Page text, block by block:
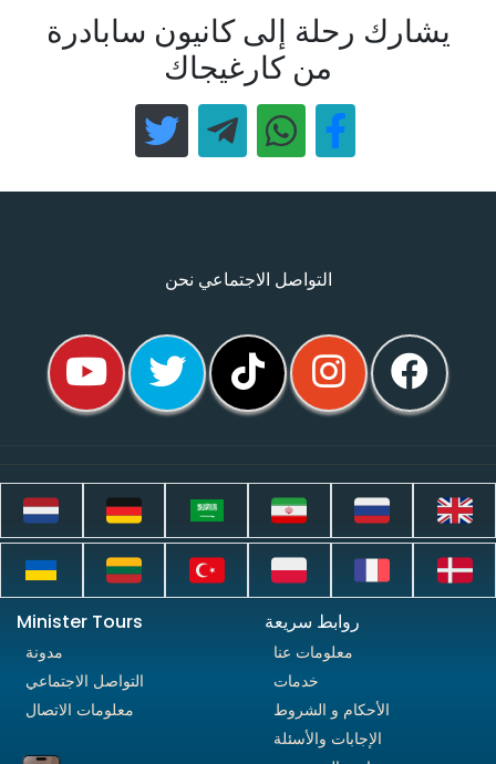
يشارك رحلة إلى كانيون سابادرة
من كارغيجاك
التواصل الاجتماعي نحن
روابط سريعة
معلومات عنا
خدمات
الأحكام و الشروط
الإجابات والأسئلة
Minister Tours
مدونة
التواصل الاجتماعي
معلومات الاتصال